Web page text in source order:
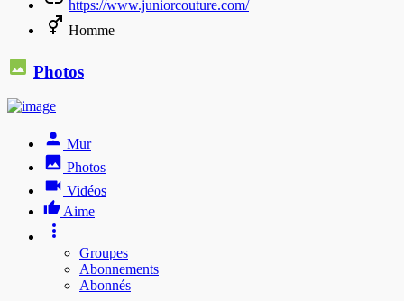
https://www.juniorcouture.com/
Homme
Photos
Mur
Photos
Vidéos
Aime
Groupes
Abonnements
Abonnés